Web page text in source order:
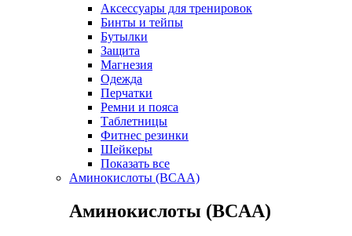
Аксессуары для тренировок
Бинты и тейпы
Бутылки
Защита
Магнезия
Одежда
Перчатки
Ремни и пояса
Таблетницы
Фитнес резинки
Шейкеры
Показать все
Аминокислоты (BCAA)
Аминокислоты (BCAA)